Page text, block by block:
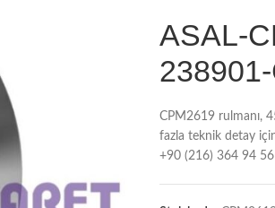
ASAL-
CPM2619 rulmanı,
fazla teknik detay
+90 (216) 364 94 56